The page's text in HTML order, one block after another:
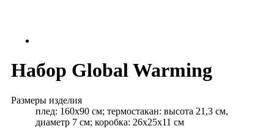
Набор Global Warming
Размеры изделия
плед: 160х90 см; термостакан: высота 21,3 см,
диаметр 7 см; коробка: 26х25х11 см